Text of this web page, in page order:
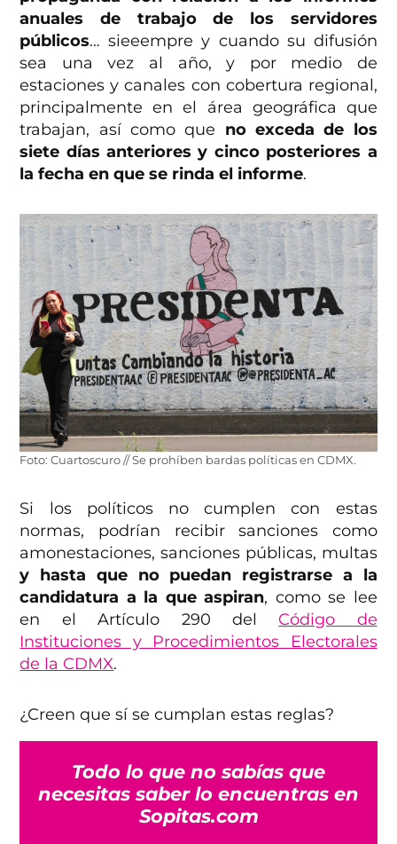
anuales de trabajo de los servidores
públicos… sieeempre y cuando su difusión
sea una vez al año, y por medio de
estaciones y canales con cobertura regional,
principalmente en el área geográfica que
trabajan, así como que no exceda de los
siete días anteriores y cinco posteriores a
la fecha en que se rinda el informe.
Foto: Cuartoscuro // Se prohíben bardas políticas en CDMX.
Si los políticos no cumplen con estas
normas, podrían recibir sanciones como
amonestaciones, sanciones públicas, multas
y hasta que no puedan registrarse a la
candidatura a la que aspiran, como se lee
en el Artículo 290 del Código de
Instituciones y Procedimientos Electorales
de la CDMX.
¿Creen que sí se cumplan estas reglas?
Todo lo que no sabías que
necesitas saber lo encuentras en
Sopitas.com